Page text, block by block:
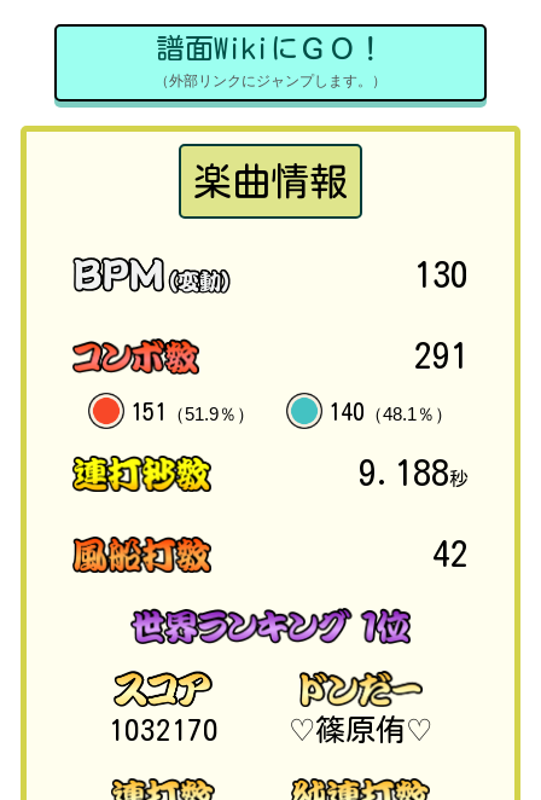
譜面WikiにＧＯ！
（外部リンクにジャンプします。）
楽曲情報
130
291
151 （51.9％） 140 （48.1％）
9.188秒
42
1032170 ♡篠原侑♡